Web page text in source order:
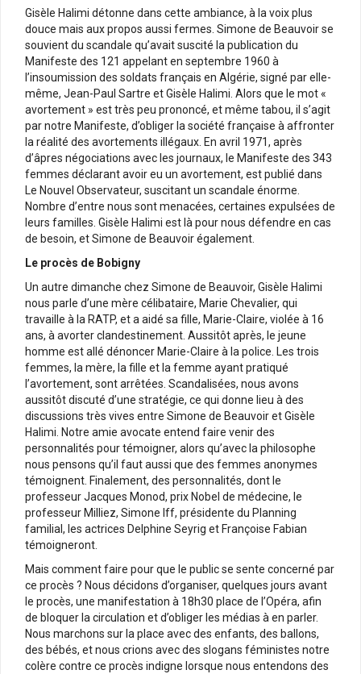
Gisèle Halimi détonne dans cette ambiance, à la voix plus
douce mais aux propos aussi fermes. Simone de Beauvoir se
souvient du scandale qu’avait suscité la publication du
Manifeste des 121 appelant en septembre 1960 à
l’insoumission des soldats français en Algérie, signé par elle-
même, Jean-Paul Sartre et Gisèle Halimi. Alors que le mot «
avortement » est très peu prononcé, et même tabou, il s’agit
par notre Manifeste, d’obliger la société française à affronter
la réalité des avortements illégaux. En avril 1971, après
d’âpres négociations avec les journaux, le Manifeste des 343
femmes déclarant avoir eu un avortement, est publié dans
Le Nouvel Observateur, suscitant un scandale énorme.
Nombre d’entre nous sont menacées, certaines expulsées de
leurs familles. Gisèle Halimi est là pour nous défendre en cas
de besoin, et Simone de Beauvoir également.
Le procès de Bobigny
Un autre dimanche chez Simone de Beauvoir, Gisèle Halimi
nous parle d’une mère célibataire, Marie Chevalier, qui
travaille à la RATP, et a aidé sa fille, Marie-Claire, violée à 16
ans, à avorter clandestinement. Aussitôt après, le jeune
homme est allé dénoncer Marie-Claire à la police. Les trois
femmes, la mère, la fille et la femme ayant pratiqué
l’avortement, sont arrêtées. Scandalisées, nous avons
aussitôt discuté d’une stratégie, ce qui donne lieu à des
discussions très vives entre Simone de Beauvoir et Gisèle
Halimi. Notre amie avocate entend faire venir des
personnalités pour témoigner, alors qu’avec la philosophe
nous pensons qu’il faut aussi que des femmes anonymes
témoignent. Finalement, des personnalités, dont le
professeur Jacques Monod, prix Nobel de médecine, le
professeur Milliez, Simone Iff, présidente du Planning
familial, les actrices Delphine Seyrig et Françoise Fabian
témoigneront.
Mais comment faire pour que le public se sente concerné par
ce procès ? Nous décidons d’organiser, quelques jours avant
le procès, une manifestation à 18h30 place de l’Opéra, afin
de bloquer la circulation et d’obliger les médias à en parler.
Nous marchons sur la place avec des enfants, des ballons,
des bébés, et nous crions avec des slogans féministes notre
colère contre ce procès indigne lorsque nous entendons des